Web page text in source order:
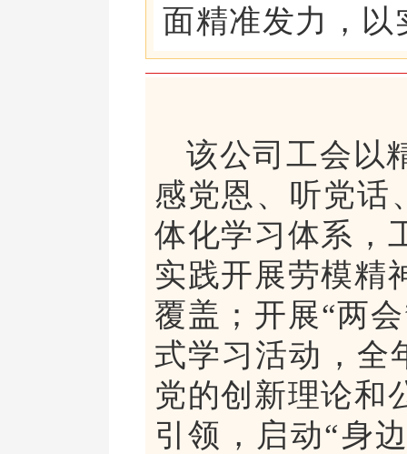
面精准发力，以
该公司工会以
感党恩、听党话
体化学习体系，
实践开展劳模精
覆盖；开展“两
式学习活动，全
党的创新理论和
引领，启动“身